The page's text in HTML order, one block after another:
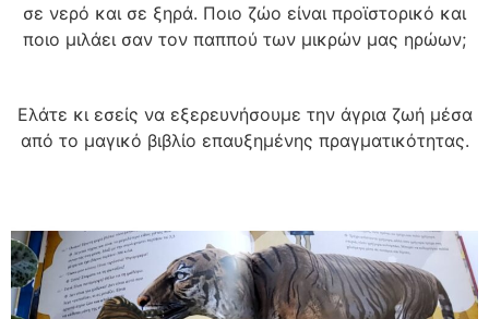
σε νερό και σε ξηρά. Ποιο ζώο είναι προϊστορικό και
ποιο μιλάει σαν τον παππού των μικρών μας ηρώων;
Ελάτε κι εσείς να εξερευνήσουμε την άγρια ζωή μέσα
από το μαγικό βιβλίο επαυξημένης πραγματικότητας.